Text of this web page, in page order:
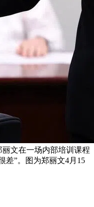
文在一场内部培训课程
差”。图为郑丽文4月15